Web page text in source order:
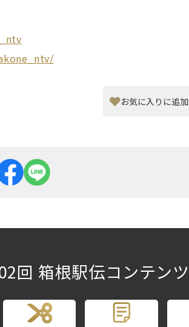
お気に入りに追加
回 箱根駅伝コンテンツ